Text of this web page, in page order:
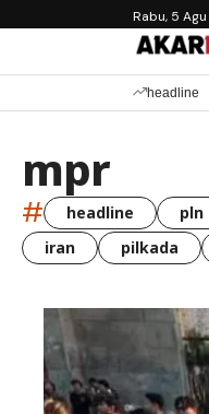
Rabu, 5
headline
mpr
# headline pln
iran
pilkada